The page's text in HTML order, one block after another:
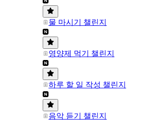
물 마시기 챌린지
영양제 먹기 챌린지
하루 할 일 작성 챌린지
음악 듣기 챌린지